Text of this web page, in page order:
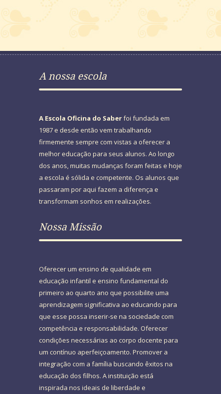
A nossa escola
A Escola Oficina do Saberfoi fundada em
1987 e desde então vem trabalhando
firmemente sempre com vistas a oferecer a
melhor educação para seus alunos. Ao longo
dos anos, muitas mudanças foram feitas e hoje
a escola é sólida e competente. Os alunos que
passaram por aqui fazem a diferença e
transformam sonhos em realizações.
Nossa Missão
Oferecer um ensino de qualidade em
educação infantil e ensino fundamental do
primeiro ao quarto ano que possibilite uma
aprendizagem significativa ao educando para
que esse possa inserir-se na sociedade com
competência e responsabilidade. Oferecer
condições necessárias ao corpo docente para
um contínuo aperfeiçoamento. Promover a
integração com a família buscando êxitos na
educação dos filhos. A instituição está
inspirada nos ideais de liberdade e